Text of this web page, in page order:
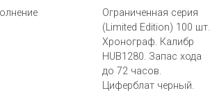
Ограниченная серия
(Limited Edition) 100 шт.
Хронограф. Калибр
HUB1280. Запас хода
до 72 часов.
Циферблат черный.